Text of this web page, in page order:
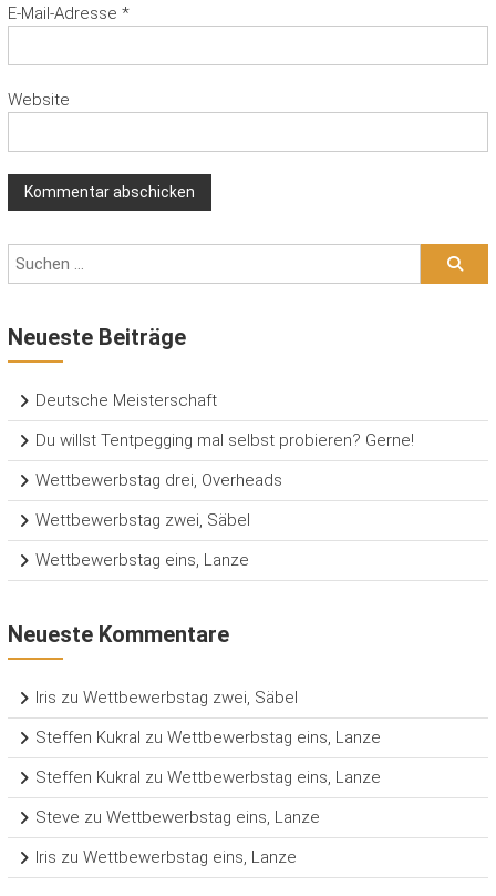
E-Mail-Adresse *
Website
Neueste Beiträge
Deutsche Meisterschaft
Du willst Tentpegging mal selbst probieren? Gerne!
Wettbewerbstag drei, Overheads
Wettbewerbstag zwei, Säbel
Wettbewerbstag eins, Lanze
Neueste Kommentare
Iris zu Wettbewerbstag zwei, Säbel
Steffen Kukral zu Wettbewerbstag eins, Lanze
Steffen Kukral zu Wettbewerbstag eins, Lanze
Steve zu Wettbewerbstag eins, Lanze
Iris zu Wettbewerbstag eins, Lanze